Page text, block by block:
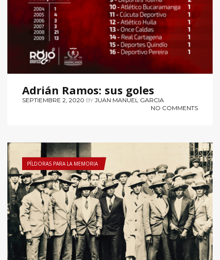
Adrián Ramos: sus goles
SEPTIEMBRE 2, 2020 BY JUAN MANUEL GARCIA
NO COMMENTS
PÍLDORAS PARA LA MEMORIA